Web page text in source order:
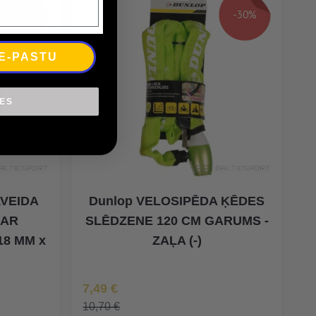
MM x
-30%
Dunlop VELOSIPĒDA ĶĒDES
SLĒDZENE 120 CM GARUMS -
ZAĻA (-)
Īpaša Cena
7,49 €
10,70 €
PASTU